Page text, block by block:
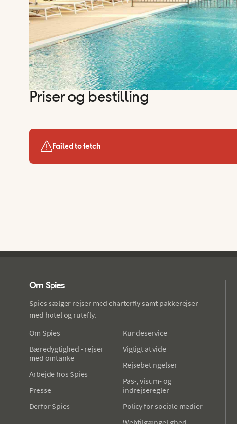
Priser og bestilling
Failed to fetch
Om Spies
Spies sælger rejser med charterfly samt pakkerejser
med hotel og rutefly.
Om Spies
Bæredygtighed - rejser
med omtanke
Arbejde hos Spies
Presse
Derfor Spies
Kundeservice
Vigtigt at vide
Rejsebetingelser
Pas-, visum- og
indrejseregler
Policy for sociale medier
Webtilgængelighed